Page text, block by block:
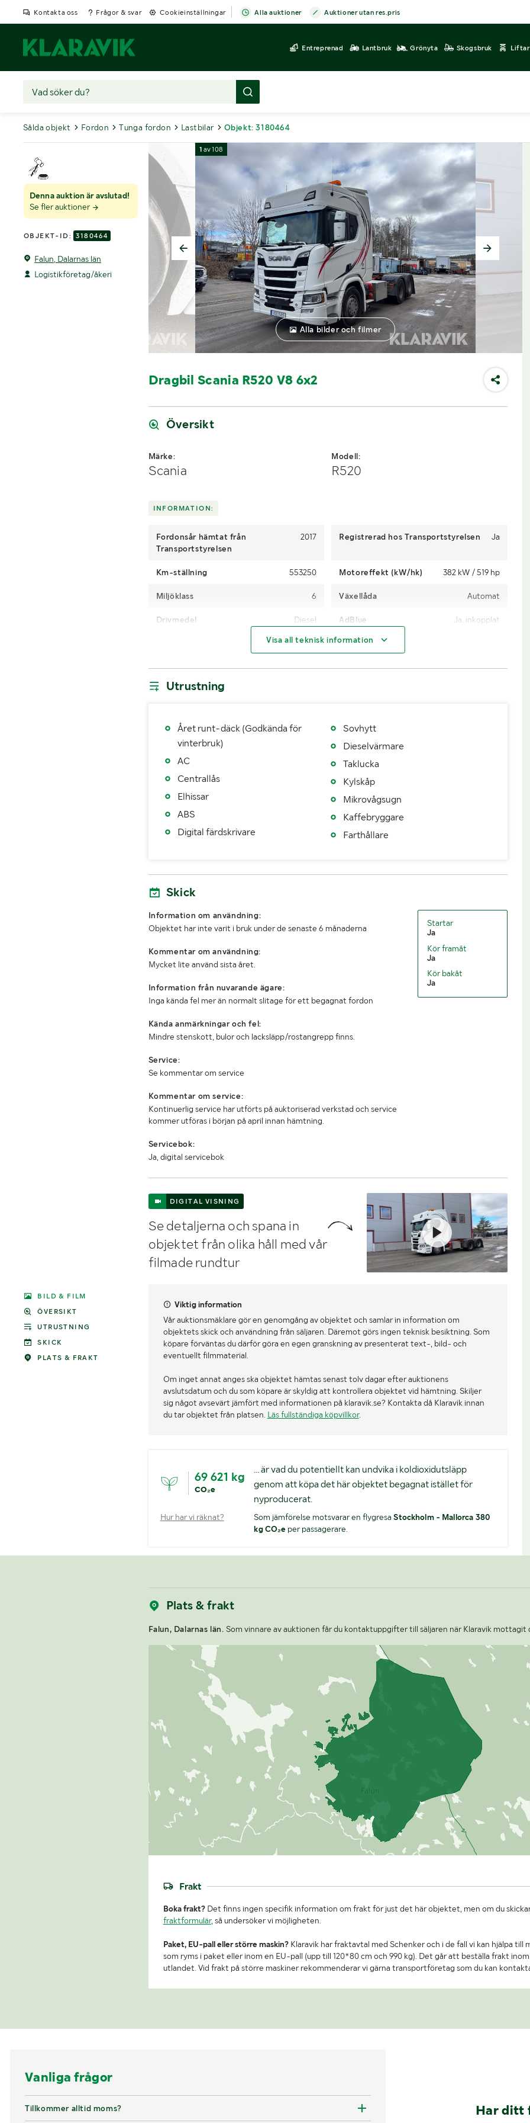
Kontakta oss Frågor & svar Cookieinställningar Alla auktioner Auktioner utan res.pris
Entreprenad Lantbruk Grönyta Skogsbruk Liftar
Sålda objekt Fordon Tunga fordon Lastbilar Objekt: 3180464
Denna auktion är avslutad!
Se fler auktioner
OBJEKT-ID: 3180464
Falun, Dalarnas län
Logistikföretag/åkeri
BILD & FILM
ÖVERSIKT
UTRUSTNING
SKICK
PLATS & FRAKT
1 av108
Alla bilder och filmer
Dragbil Scania R520 V8 6x2
Översikt
Märke:
Scania
Modell:
R520
INFORMATION:
Fordonsår hämtat från
Transportstyrelsen
2017 Registrerad hos Transportstyrelsen Ja
Km-ställning 553250 Motoreffekt (kW/hk) 382 kW / 519 hp
Miljöklass 6 Växellåda Automat
Drivmedel Diesel AdBlue Ja, inkopplat
Vändskiva Antal passagerare
Antal nycklar 2 Däckfabrikat Michelin
Däckdimension Axel 1
Fordonstyp
1:a reg./1:a trafik sv. Senaste godkända besiktning
Årsskatt
Årsskatt betald t o m
Vägavgift betald tom Fordonskategori EU
Tjänstevikt (kg)
Max lastvikt (kg) Tillåten lastvikt (kg)
Bredd (mm) Axelavstånd max (mm)
Övriga mått Vändskivans höjd ca 1230mm
Visa all teknisk information
Utrustning
Året runt-däck (Godkända för
vinterbruk)
AC
Centrallås
Elhissar
ABS
Digital färdskrivare
Sovhytt
Dieselvärmare
Taklucka
Kylskåp
Mikrovågsugn
Kaffebryggare
Farthållare
Skick
Information om användning:
Objektet har inte varit i bruk under de senaste 6 månaderna
Kommentar om användning:
Mycket lite använd sista året.
Information från nuvarande ägare:
Inga kända fel mer än normalt slitage för ett begagnat fordon
Kända anmärkningar och fel:
Mindre stenskott, bulor och lacksläpp/rostangrepp finns.
Service:
Se kommentar om service
Kommentar om service:
Kontinuerlig service har utförts på auktoriserad verkstad och service
kommer utföras i början på april innan hämtning.
Servicebok:
Ja, digital servicebok
Startar
Ja
Kör framåt
Ja
Kör bakåt
Ja
DIGITAL VISNING
Se detaljerna och spana in
objektet från olika håll med vår
filmade rundtur
Viktig information
Vår auktionsmäklare gör en genomgång av objektet och samlar in information om
objektets skick och användning från säljaren. Däremot görs ingen teknisk besiktning. Som
köpare förväntas du därför göra en egen granskning av presenterat text-, bild- och
eventuellt filmmaterial.
Om inget annat anges ska objektet hämtas senast tolv dagar efter auktionens
avslutsdatum och du som köpare är skyldig att kontrollera objektet vid hämtning. Skiljer
sig något avsevärt jämfört med informationen på klaravik.se? Kontakta då Klaravik innan
du tar objektet från platsen. Läs fullständiga köpvillkor.
69 621 kg
CO₂e
Hur har vi räknat?
... är vad du potentiellt kan undvika i koldioxidutsläpp
genom att köpa det här objektet begagnat istället för
nyproducerat.
Som jämförelse motsvarar en flygresaStockholm - Mallorca 380
kg CO₂e per passagerare.
Plats & frakt
Falun, Dalarnas län. Som vinnare av auktionen får du kontaktuppgifter till säljaren när Klaravik mottagit
Frakt
Boka frakt?Det finns ingen specifik information om frakt för just det här objektet, men om du
fraktformulär, så undersöker vi möjligheten.
Paket, EU-pall eller större maskin?Klaravik har fraktavtal med Schenker och i de fall vi kan hjälpa till
som ryms i paket eller inom en EU-pall (upp till 120*80 cm och 990 kg). Det går att beställa frakt
utlandet. Vid frakt på större maskiner rekommenderar vi gärna transportföretag som du kan
Vanliga frågor
Tillkommer alltid moms? Har ditt